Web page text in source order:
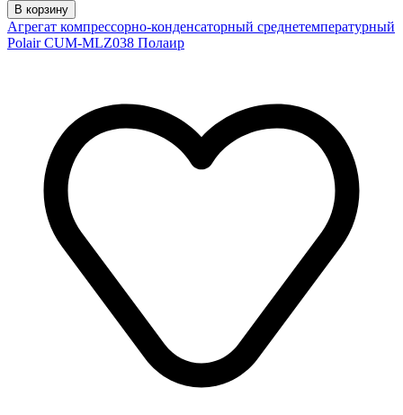
В корзину
Агрегат компрессорно-конденсаторный среднетемпературный
Polair CUM-MLZ038 Полаир